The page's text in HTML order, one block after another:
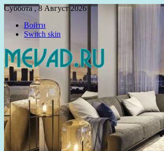
Суббота , 8 Август 2026
Войти
Switch skin